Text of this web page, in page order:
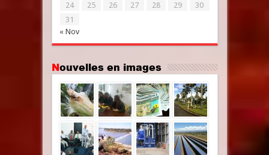
« Nov
24
25 26 27 28 29
30
31
Nouvelles en images